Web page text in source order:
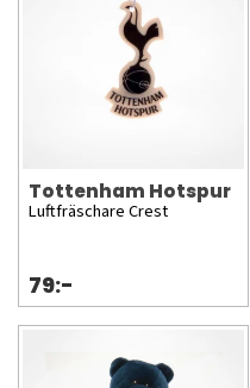
Tottenham Hotspur
Luftfräschare Crest
79:-